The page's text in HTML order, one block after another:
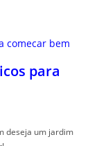
para
deseja um jardim